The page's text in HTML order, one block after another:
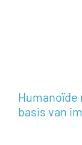
basis van